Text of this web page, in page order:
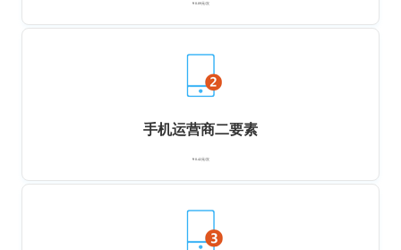
￥0.09元/次
手机运营商二要素
￥0.42元/次